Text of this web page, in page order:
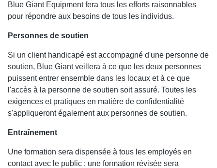
Blue Giant Equipment fera tous les efforts raisonnables
pour répondre aux besoins de tous les individus.
Personnes de soutien
Si un client handicapé est accompagné d'une personne de
soutien, Blue Giant veillera à ce que les deux personnes
puissent entrer ensemble dans les locaux et à ce que
l'accès à la personne de soutien soit assuré. Toutes les
exigences et pratiques en matière de confidentialité
s'appliqueront également aux personnes de soutien.
Entraînement
Une formation sera dispensée à tous les employés en
contact avec le public ; une formation révisée sera